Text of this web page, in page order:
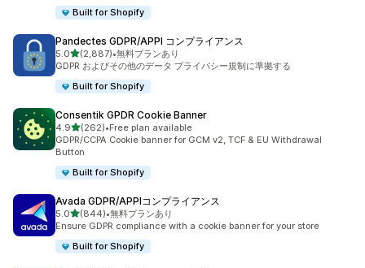
Built for Shopify
Pandectes GDPR/APPI コンプライアンス
5.05つ星中
(2,887)
合計レビュー数：2887件
•無料プランあり
GDPR およびその他のデータ プライバシー規制に準拠する
Built for Shopify
Consentik GPDR Cookie Banner
4.95つ星中
(262)
合計レビュー数：262件
•Free plan available
GDPR/CCPA Cookie banner for GCM v2, TCF & EU Withdrawal
Button
Built for Shopify
Avada GDPR/APPIコンプライアンス
5.05つ星中
(844)
合計レビュー数：844件
•無料プランあり
Ensure GDPR compliance with a cookie banner for your store
Built for Shopify